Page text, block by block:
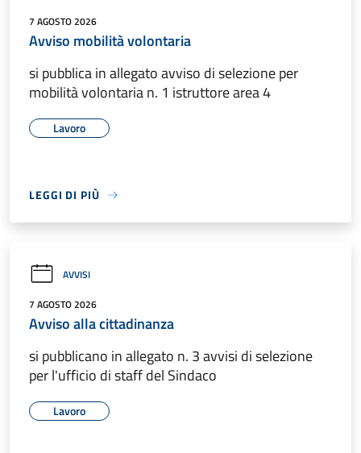
7 AGOSTO 2026
Avviso mobilità volontaria
si pubblica in allegato avviso di selezione per
mobilità volontaria n. 1 istruttore area 4
Lavoro
LEGGI DI PIÙ
AVVISI
7 AGOSTO 2026
Avviso alla cittadinanza
si pubblicano in allegato n. 3 avvisi di selezione
per l'ufficio di staff del Sindaco
Lavoro